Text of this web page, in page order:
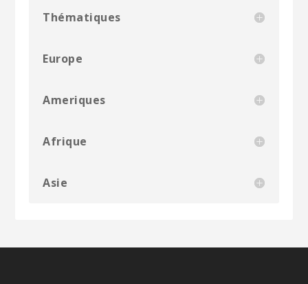
Thématiques
Europe
Ameriques
Afrique
Asie